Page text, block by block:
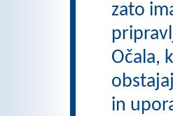
zato
Očala,
in